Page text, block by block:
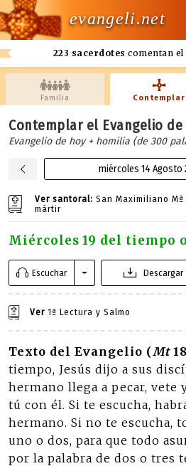
evangeli.net
223 sacerdotes comentan
Familia Contemplar
Contemplar el Evangelio
Evangelio de hoy + homilia (de 300
miércoles 14 Agosto
Ver santoral: San Maximiliano
mártir
Miércoles 19 del tiempo
Escuchar Descargar
Ver 1ª Lectura y Salmo
Texto del Evangelio (Mt
tiempo, Jesús dijo a sus
hermano llega a pecar, vete
tú con él. Si te escucha,
hermano. Si no te escucha,
uno o dos, para que todo
por la palabra de dos o tres